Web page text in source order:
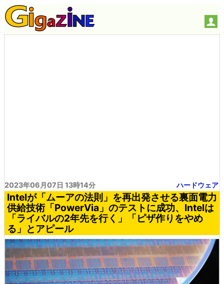
2023年06月07日 13時14分 ハードウェア
Intelが「ムーアの法則」を再出発させる裏面電力
供給技術「PowerVia」のテストに成功、Intelは
「ライバルの2年先を行く」「ピザ作りをやめ
る」とアピール